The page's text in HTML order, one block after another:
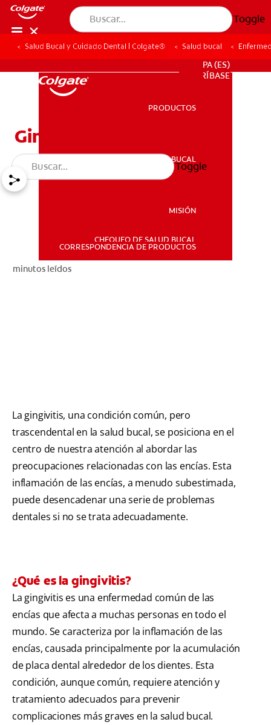
Toggle
SALUD BUCAL
PA (ES)
SUSCRÍBASE
PRODUCTOS
SALUD BUCAL
MISIÓN
CHEQUEO DE SALUD BUCAL
CORRESPONDENCIA DE PRODUCTOS
Toggle
Salud Bucal y Cuidado Dental | Colgate® Salud bucal
Gingivitis
minutos leídos
La gingivitis, una condición común, pero
trascendental en la salud bucal, se posiciona en el
centro de nuestra atención al abordar las
preocupaciones relacionadas con las encías. Esta
inflamación de las encías, a menudo subestimada,
puede desencadenar una serie de problemas
dentales si no se trata adecuadamente.
¿Qué es la gingivitis?
La gingivitis es una enfermedad común de las
encías que afecta a muchas personas en todo el
mundo. Se caracteriza por la inflamación de las
encías, causada principalmente por la acumulación
de placa dental alrededor de los dientes. Esta
condición, aunque común, requiere atención y
tratamiento adecuados para prevenir
complicaciones más graves en la salud bucal.